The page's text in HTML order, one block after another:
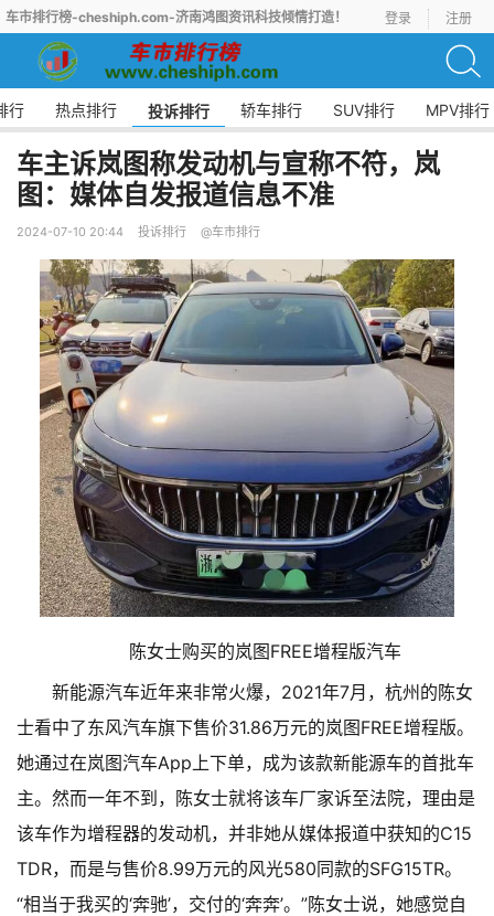
车市排行榜-cheshiph.com-济南鸿图资讯科技倾情打造！ 登录 注册
行 热点排行 投诉排行 轿车排行 SUV排行 MPV排行
车主诉岚图称发动机与宣称不符，岚
图：媒体自发报道信息不准
2024-07-10 20:44 投诉排行 @车市排行
陈女士购买的岚图FREE增程版汽车
新能源汽车近年来非常火爆，2021年7月，杭州的陈女
士看中了东风汽车旗下售价31.86万元的岚图FREE增程版。
她通过在岚图汽车App上下单，成为该款新能源车的首批车
主。然而一年不到，陈女士就将该车厂家诉至法院，理由是
该车作为增程器的发动机，并非她从媒体报道中获知的C15
TDR，而是与售价8.99万元的风光580同款的SFG15TR。
“相当于我买的‘奔驰’，交付的‘奔奔’。”陈女士说，她感觉自